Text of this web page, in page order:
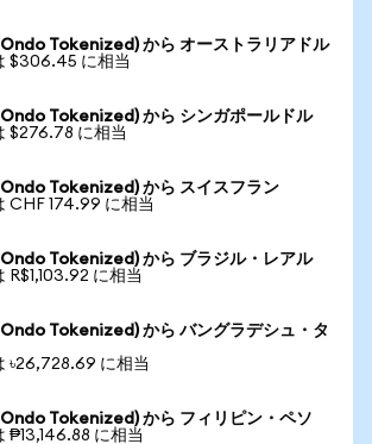
Tokenized) から オーストラリアドル
$306.45 に相当
Tokenized) から シンガポールドル
$276.78 に相当
Tokenized) から スイスフラン
CHF 174.99 に相当
Tokenized) から ブラジル・レアル
R$1,103.92 に相当
Tokenized) から バングラデシュ・タ
৳26,728.69 に相当
Tokenized) から フィリピン・ペソ
₱13,146.88 に相当